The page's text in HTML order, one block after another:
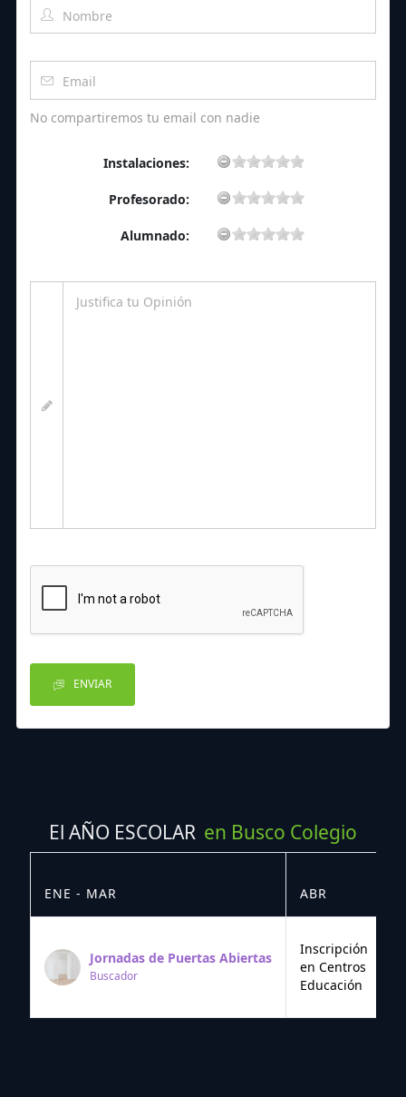
No compartiremos tu email con nadie
Instalaciones:
Profesorado:
Alumnado:
ENVIAR
El AÑO ESCOLAR en Busco Colegio
ENE - MAR ABR
Jornadas de Puertas Abiertas
Buscador
Inscripción
en Centros
Educación